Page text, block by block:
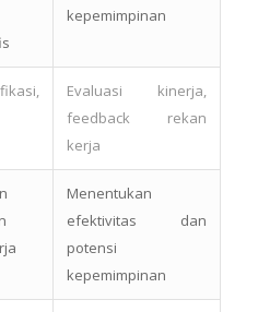
kepemimpinan
Evaluasi kinerja,
feedback rekan
kerja
Menentukan
efektivitas dan
potensi
kepemimpinan